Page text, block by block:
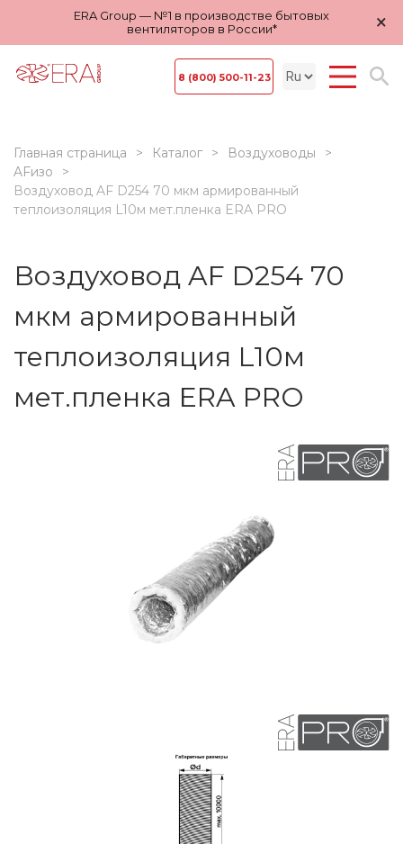
ERA Group — №1 в производстве бытовых
вентиляторов в России*
×
8 (800) 500-11-23
Главная страница Каталог
Воздуховоды
AFизо
Воздуховод AF D254 70 мкм армированный
теплоизоляция L10м мет.пленка ERA PRO
Воздуховод AF D254 70
мкм армированный
теплоизоляция L10м
мет.пленка ERA PRO